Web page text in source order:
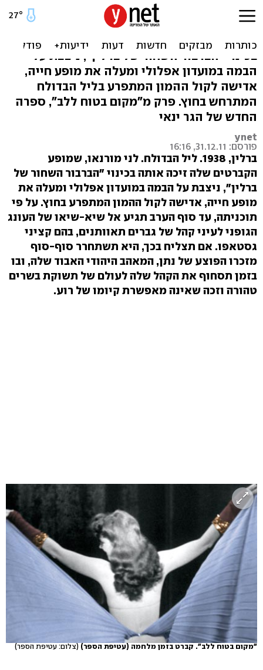
המקום הבטוח של הגר ינאי
לני מורנאו, שמופע הקברטים שלה זיכה אותה
בכינוי "הברבור השחור של ברלין", ניצבת על
הבמה במועדון אפלולי ומעלה את מופע חייה,
אדישה לקול ההמון המתפרע בליל הבדולח
המתרחש בחוץ. פרק מ"מקום בטוח ללב", ספרה
החדש של הגר ינאי
ynet
פורסם: 31.12.11, 16:16
ברלין, 1938. ליל הבדולח. לני מורנאו, שמופע
הקברטים שלה זיכה אותה בכינוי "הברבור השחור של
ברלין", ניצבת על הבמה במועדון אפלולי ומעלה את
מופע חייה, אדישה לקול ההמון המתפרע בחוץ. על פי
תוכניתה, עד סוף הערב תגיע אל שיא-שיאו של העונג
הגופני לעיני קהל של גברים תאוותנים, בהם קציני
גסטאפו. אם תצליח בכך, היא תשתחרר סוף-סוף
מזכרו הפוצע של נתן, המאהב היהודי האבוד שלה, ובו
בזמן תסחוף את הקהל שלה לעולם של תשוקת בשרים
טהורה וזכה שאינה מאפשרת קיומו של רוע.
"מקום בטוח ללב". קברט בזמן מלחמה (עטיפת הספר)(צלום: עטיפת הספר)